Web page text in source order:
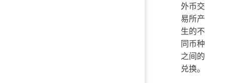
外币交
易所产
生的不
同币种
之间的
兑换。